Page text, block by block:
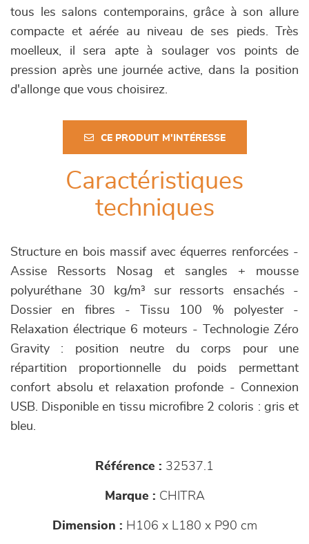
tous les salons contemporains, grâce à son allure
compacte et aérée au niveau de ses pieds. Très
moelleux, il sera apte à soulager vos points de
pression après une journée active, dans la position
d'allonge que vous choisirez.
CE PRODUIT M'INTÉRESSE
Caractéristiques
techniques
Structure en bois massif avec équerres renforcées -
Assise Ressorts Nosag et sangles + mousse
polyuréthane 30 kg/m³ sur ressorts ensachés -
Dossier en fibres - Tissu 100 % polyester -
Relaxation électrique 6 moteurs - Technologie Zéro
Gravity : position neutre du corps pour une
répartition proportionnelle du poids permettant
confort absolu et relaxation profonde - Connexion
USB. Disponible en tissu microfibre 2 coloris : gris et
bleu.
Référence : 32537.1
Marque : CHITRA
Dimension : H106 x L180 x P90 cm